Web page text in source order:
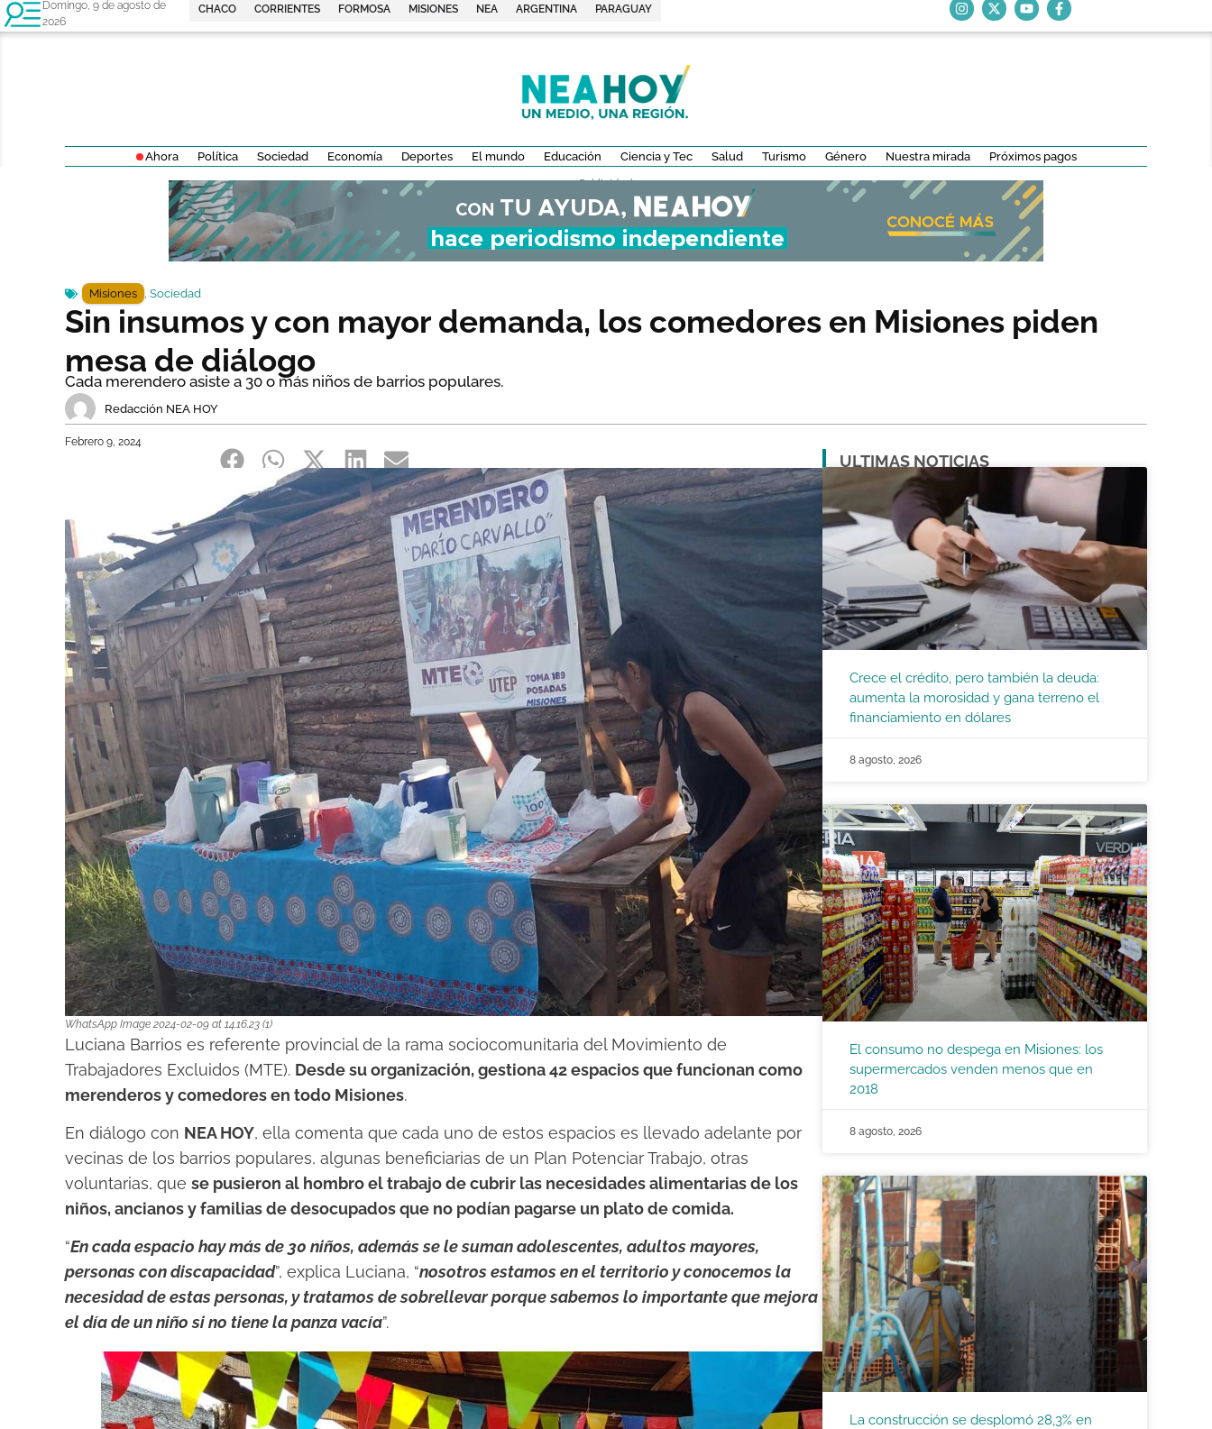
Domingo, 9 de agosto de
2026
CHACO CORRIENTES FORMOSA MISIONES NEA ARGENTINA PARAGUAY
Ahora Política Sociedad Economía Deportes El mundo Educación Ciencia y Tec Salud Turismo Género Nuestra mirada Próximos pagos
- Publicidad -
Misiones , Sociedad
Sin insumos y con mayor demanda, los comedores en Misiones piden
mesa de diálogo
Cada merendero asiste a 30 o más niños de barrios populares.
Redacción NEA HOY
Febrero 9, 2024
WhatsApp Image 2024-02-09 at 14.16.23 (1)
Luciana Barrios es referente provincial de la rama sociocomunitaria del Movimiento de
Trabajadores Excluidos (MTE). Desde su organización, gestiona 42 espacios que funcionan como
merenderos y comedores en todo Misiones.
En diálogo con NEA HOY, ella comenta que cada uno de estos espacios es llevado adelante por
vecinas de los barrios populares, algunas beneficiarias de un Plan Potenciar Trabajo, otras
voluntarias, que se pusieron al hombro el trabajo de cubrir las necesidades alimentarias de los
niños, ancianos y familias de desocupados que no podían pagarse un plato de comida.
“En cada espacio hay más de 30 niños, además se le suman adolescentes, adultos mayores,
personas con discapacidad”, explica Luciana, “nosotros estamos en el territorio y conocemos la
necesidad de estas personas, y tratamos de sobrellevar porque sabemos lo importante que mejora
el día de un niño si no tiene la panza vacía”.
ULTIMAS NOTICIAS
Crece el crédito, pero también la deuda:
aumenta la morosidad y gana terreno el
financiamiento en dólares
8 agosto, 2026
El consumo no despega en Misiones: los
supermercados venden menos que en
2018
8 agosto, 2026
La construcción se desplomó 28,3% en